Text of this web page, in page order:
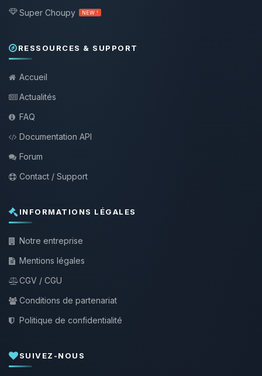
Super Choupy NEW !
RESSOURCES & SUPPORT
Accueil
Actualités
FAQ
Documentation API
Forum
Contact / Support
INFORMATIONS LÉGALES
Notre entreprise
Mentions légales
CGV / CGU
Conditions de partenariat
Politique de confidentialité
SUIVEZ-NOUS